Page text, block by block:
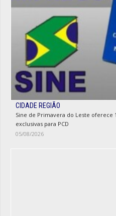
CIDADE REGIÃO
Sine de Primavera do Leste oferece
exclusivas para PCD
05/08/2026